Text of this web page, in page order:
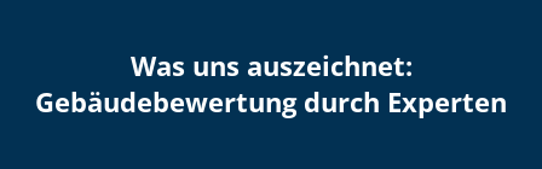
Was uns auszeichnet:
Ge­bäu­de­be­wer­tung durch Experten